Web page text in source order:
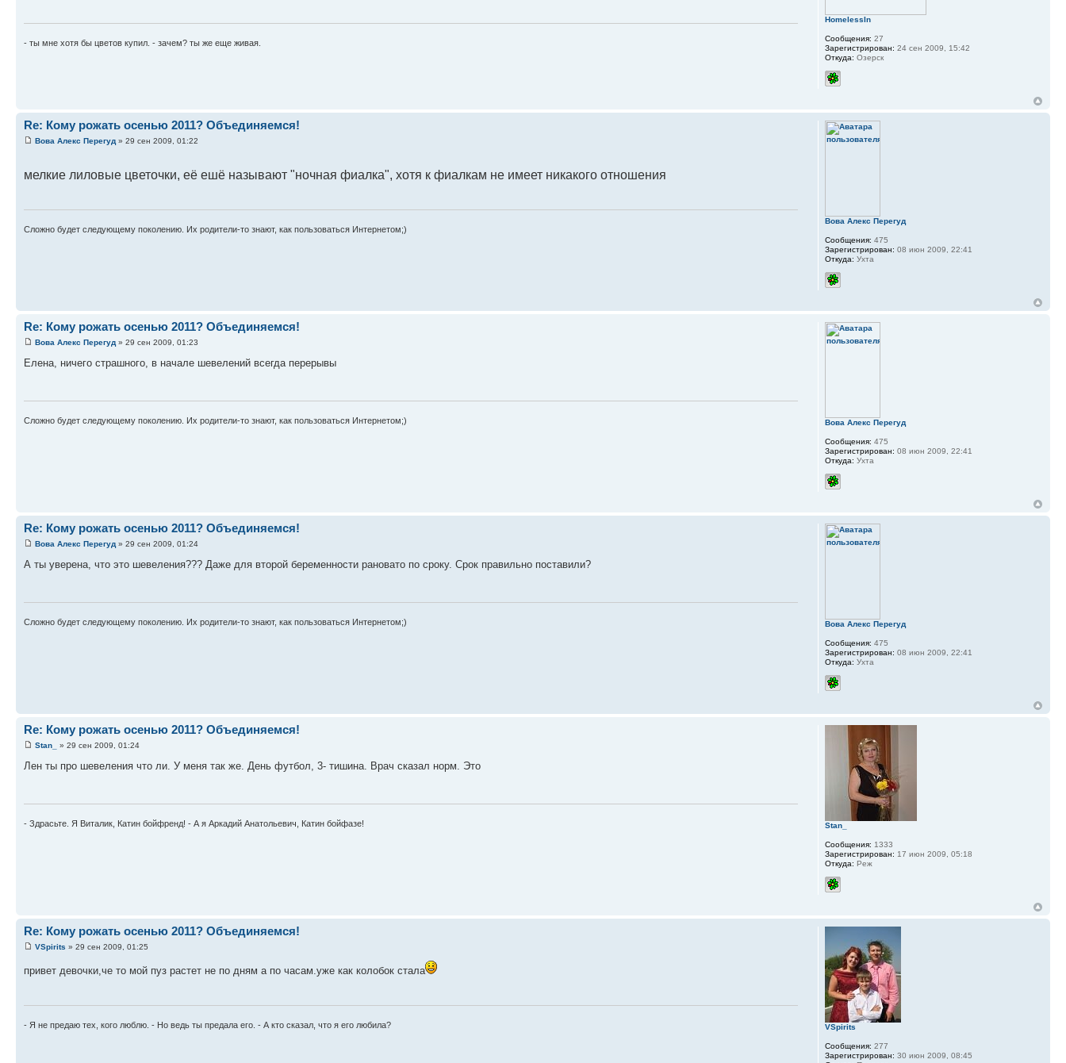
- ты мне хотя бы цветов купил. - зачем? ты же еще живая.
HomelessIn
Сообщения: 27
Зарегистрирован: 24 сен 2009, 15:42
Откуда: Озерск
Re: Кому рожать осенью 2011? Объединяемся!
Вова Алекс Перегуд » 29 сен 2009, 01:22
мелкие лиловые цветочки, её ешё называют "ночная фиалка", хотя к фиалкам не имеет никакого отношения
Сложно будет следующему поколению. Их родители-то знают, как пользоваться Интернетом;)
Вова Алекс Перегуд
Сообщения: 475
Зарегистрирован: 08 июн 2009, 22:41
Откуда: Ухта
Re: Кому рожать осенью 2011? Объединяемся!
Вова Алекс Перегуд » 29 сен 2009, 01:23
Елена, ничего страшного, в начале шевелений всегда перерывы
Сложно будет следующему поколению. Их родители-то знают, как пользоваться Интернетом;) Вова Алекс Перегуд
Сообщения: 475
Зарегистрирован: 08 июн 2009, 22:41
Откуда: Ухта
Re: Кому рожать осенью 2011? Объединяемся!
Вова Алекс Перегуд » 29 сен 2009, 01:24
А ты уверена, что это шевеления??? Даже для второй беременности рановато по сроку. Срок правильно поставили?
Сложно будет следующему поколению. Их родители-то знают, как пользоваться Интернетом;) Вова Алекс Перегуд
Сообщения: 475
Зарегистрирован: 08 июн 2009, 22:41
Откуда: Ухта
Re: Кому рожать осенью 2011? Объединяемся!
Stan_ » 29 сен 2009, 01:24
Лен ты про шевеления что ли. У меня так же. День футбол, 3- тишина. Врач сказал норм. Это
- Здрасьте. Я Виталик, Катин бойфренд! - А я Аркадий Анатольевич, Катин бойфазе! Stan_
Сообщения: 1333
Зарегистрирован: 17 июн 2009, 05:18
Откуда: Реж
Re: Кому рожать осенью 2011? Объединяемся!
VSpirits » 29 сен 2009, 01:25
привет девочки,че то мой пуз растет не по дням а по часам.уже как колобок стала
- Я не предаю тех, кого люблю. - Но ведь ты предала его. - А кто сказал, что я его любила? VSpirits
Сообщения: 277
Зарегистрирован: 30 июн 2009, 08:45